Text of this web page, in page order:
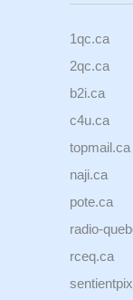
1qc.ca
2qc.ca
b2i.ca
c4u.ca
topmail.ca
naji.ca
pote.ca
radio-
rceq.ca